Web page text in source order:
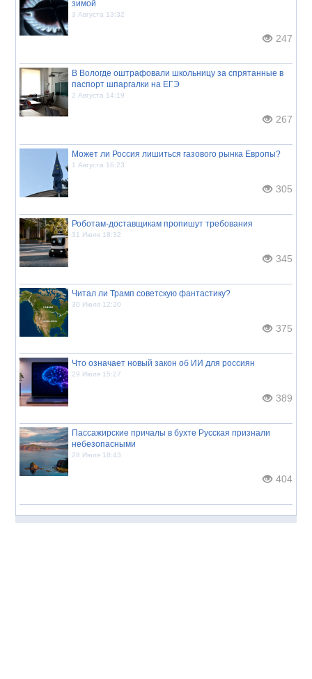
зимой
3 Августа 13:32
247
В Вологде оштрафовали школьницу за спрятанные в
паспорт шпаргалки на ЕГЭ
2 Августа 14:19
267
Может ли Россия лишиться газового рынка Европы?
1 Августа 16:23
305
Роботам-доставщикам пропишут требования
31 Июля 18:32
345
Читал ли Трамп советскую фантастику?
30 Июля 12:20
375
Что означает новый закон об ИИ для россиян
29 Июля 15:27
389
Пассажирские причалы в бухте Русская признали
небезопасными
28 Июля 18:43
404